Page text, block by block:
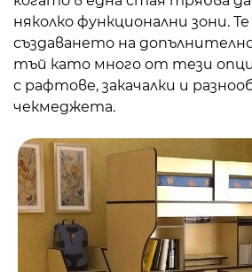
няколко функционални зони.
създаването на
тъй като много от тези
с рафтове, закачалки и
чекмеджета.